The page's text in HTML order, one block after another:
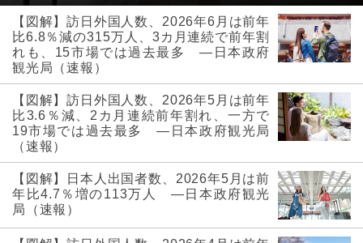
【図解】訪日外国人数、2026年6月は前年
比6.8％減の315万人、3カ月連続で前年割
れも、15市場では過去最多 ―日本政府
観光局（速報）
【図解】訪日外国人数、2026年5月は前年
比3.6％減、2カ月連続前年割れ、一方で
19市場では過去最多 ―日本政府観光局
（速報）
【図解】日本人出国者数、2026年5月は前
年比4.7％増の113万人 ―日本政府観光
局（速報）